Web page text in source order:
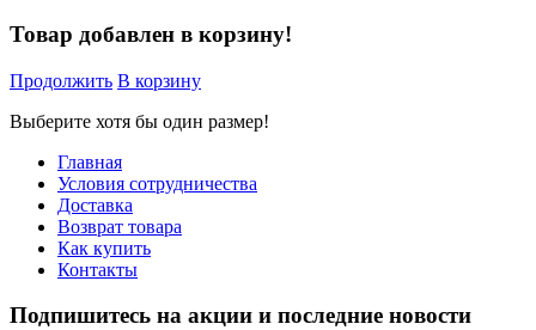
Товар добавлен в корзину!
Продолжить В корзину
Выберите хотя бы один размер!
Главная
Условия сотрудничества
Доставка
Возврат товара
Как купить
Контакты
Подпишитесь на акции и последние новости